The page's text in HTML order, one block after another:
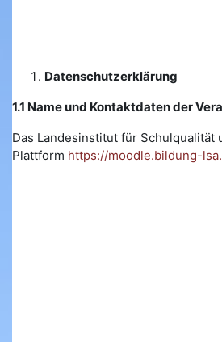
Datenschutzerklärung
1.1 Name und Kontaktdaten der
Das Landesinstitut für Schulqualität
Plattform https://moodle.bildung-